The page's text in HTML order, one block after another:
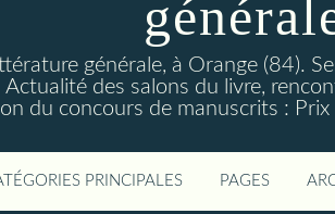
générale, à Orange (84).
des salons du livre,
du concours de manuscrits : Prix
PRINCIPALES PAGES